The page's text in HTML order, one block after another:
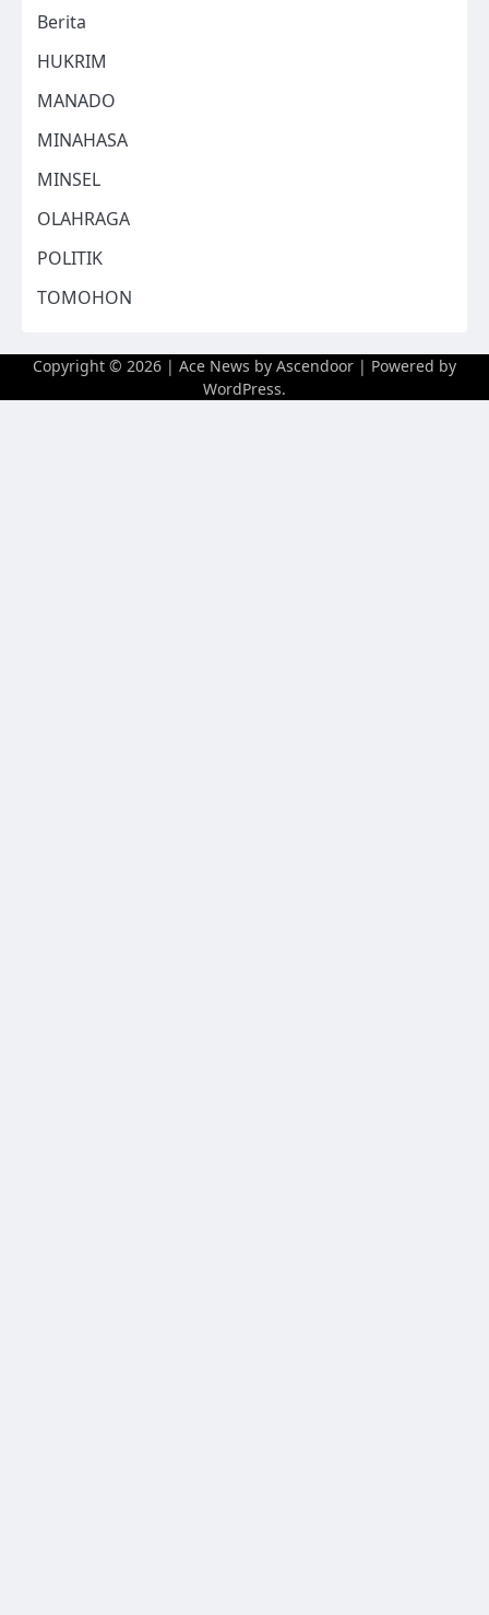
Berita
HUKRIM
MANADO
MINAHASA
MINSEL
OLAHRAGA
POLITIK
TOMOHON
Copyright © 2026 | Ace News by Ascendoor | Powered by
WordPress.